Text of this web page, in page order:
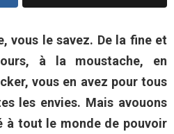
vous le savez. De la fine et
à la moustache, en
vous en avez pour tous
les envies. Mais avouons
à tout le monde de pouvoir